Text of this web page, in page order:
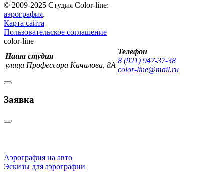
© 2009-2025 Студия Color-line:
аэрография.
Карта сайта
Пользовательское соглашение
color-line
Наша студия
улица Профессора Качалова, 8А
Телефон
8 (921) 947-37-38
color-line@mail.ru
Заявка
Аэрография на авто
Эскизы для аэрографии